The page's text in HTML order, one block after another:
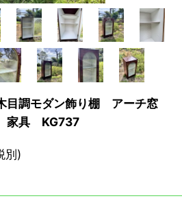
目調モダン飾り棚 アーチ窓
家具 KG737
別)